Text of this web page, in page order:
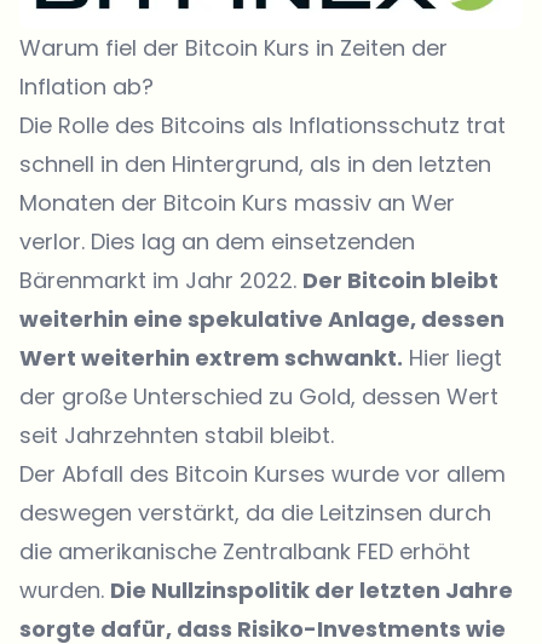
Warum fiel der Bitcoin Kurs in Zeiten der
Inflation ab?
Die Rolle des Bitcoins als Inflationsschutz trat
schnell in den Hintergrund, als in den letzten
Monaten der Bitcoin Kurs massiv an Wer
verlor. Dies lag an dem einsetzenden
Bärenmarkt im Jahr 2022. Der Bitcoin bleibt
weiterhin eine spekulative Anlage, dessen
Wert weiterhin extrem schwankt. Hier liegt
der große Unterschied zu Gold, dessen Wert
seit Jahrzehnten stabil bleibt.
Der Abfall des Bitcoin Kurses wurde vor allem
deswegen verstärkt, da die Leitzinsen durch
die amerikanische Zentralbank FED erhöht
wurden. Die Nullzinspolitik der letzten Jahre
sorgte dafür, dass Risiko-Investments wie